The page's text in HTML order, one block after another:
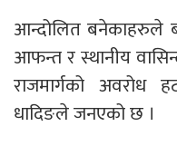
आन्दोलित बनेकाहरुले
आफन्त र स्थानीय
राजमार्गको अवरोध
धादिङले जनएको छ ।